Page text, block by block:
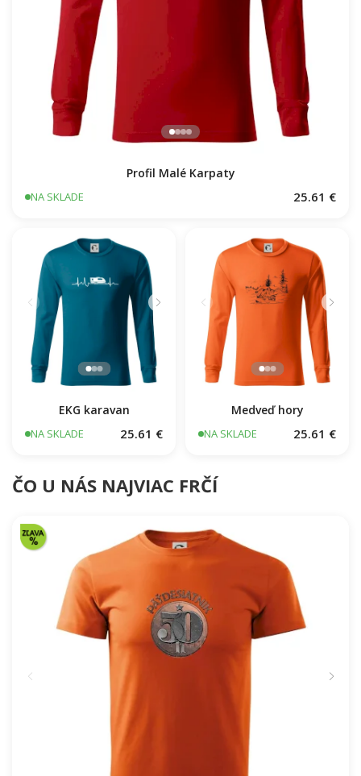
Profil Malé Karpaty
NA SKLADE 25.61 €
EKG karavan
NA SKLADE 25.61 €
Medveď hory
NA SKLADE 25.61 €
ČO U NÁS NAJVIAC FRČÍ